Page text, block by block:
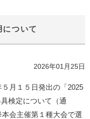
について
2026年01月25日
５月１５日発出の「2025
検定について（通
会主催第１種大会で選